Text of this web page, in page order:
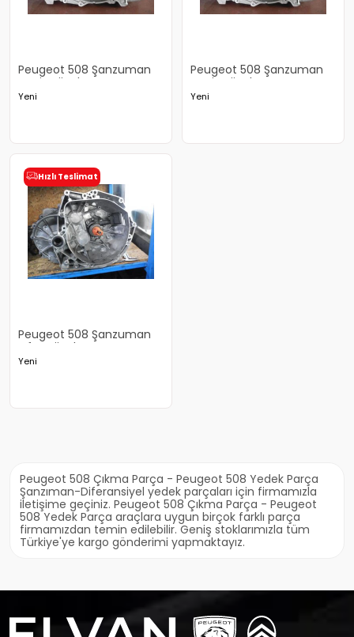
Peugeot 508 Şanzuman
Yeni Orjinal
Yeni
Peugeot 508 Şanzuman
Yeni Orjinal
Yeni
Hızlı Teslimat
Peugeot 508 Şanzuman
Sıfır Orjinal
Yeni
Peugeot 508 Çıkma Parça - Peugeot 508 Yedek Parça
Şanzıman-Diferansiyel yedek parçaları için firmamızla
iletişime geçiniz. Peugeot 508 Çıkma Parça - Peugeot
508 Yedek Parça araçlara uygun birçok farklı parça
firmamızdan temin edilebilir. Geniş stoklarımızla tüm
Türkiye'ye kargo gönderimi yapmaktayız.